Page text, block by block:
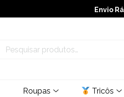
Envio
➚ Ofertas–
Roupas Tricôs